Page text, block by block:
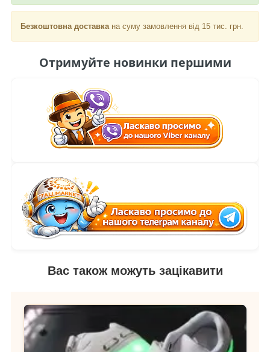
Безкоштовна доставка на суму замовлення від 15 тис. грн.
Отримуйте новинки першими
Вас також можуть зацікавити